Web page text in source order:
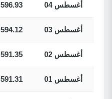
04 أغسطس 596.93
03 أغسطس 594.12
02 أغسطس 591.35
01 أغسطس 591.31